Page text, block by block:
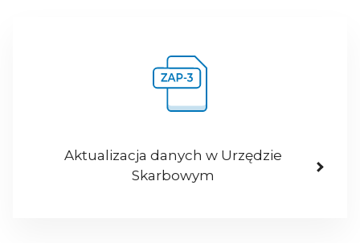
Aktualizacja danych w Urzędzie
Skarbowym